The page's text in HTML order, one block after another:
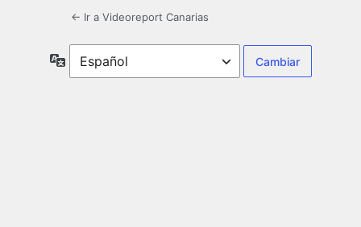
← Ir a Videoreport Canarias
Idioma